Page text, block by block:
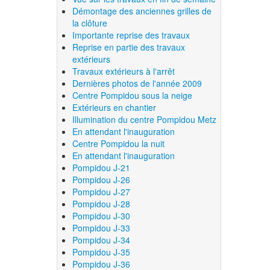
Démontage des anciennes grilles de
la clôture
Importante reprise des travaux
Reprise en partie des travaux
extérieurs
Travaux extérieurs à l'arrêt
Dernières photos de l'année 2009
Centre Pompidou sous la neige
Extérieurs en chantier
Illumination du centre Pompidou Metz
En attendant l'inauguration
Centre Pompidou la nuit
En attendant l'inauguration
Pompidou J-21
Pompidou J-26
Pompidou J-27
Pompidou J-28
Pompidou J-30
Pompidou J-33
Pompidou J-34
Pompidou J-35
Pompidou J-36